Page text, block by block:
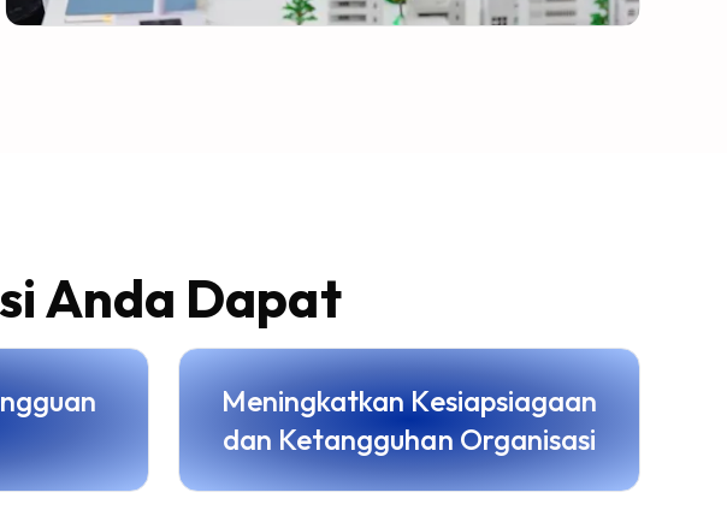
Anda Dapat
Meningkatkan Kesiapsiagaan
dan Ketangguhan Organisasi